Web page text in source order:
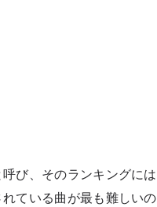
び、そのランキングには
ている曲が最も難しいの